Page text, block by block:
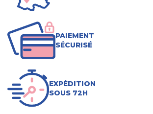
PAIEMENT
SÉCURISÉ
EXPÉDITION
SOUS 72H